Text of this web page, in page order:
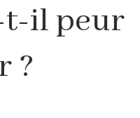
t-il peur
?